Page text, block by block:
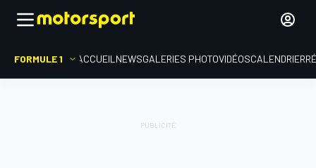
FORMULE 1 ACCUEIL NEWSGALERIES PHOTOVIDÉOSCALENDRIER